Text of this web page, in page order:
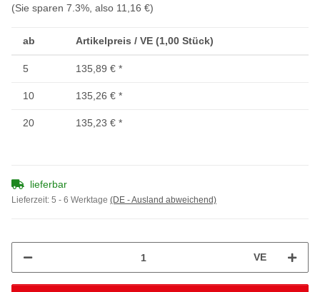
(Sie sparen 7.3% , also 11,16 €)
ab Artikelpreis / VE (1,00 Stück)
5 135,89 € *
10 135,26 € *
20 135,23 € *
lieferbar
Lieferzeit: 5 - 6 Werktage (DE - Ausland abweichend)
VE